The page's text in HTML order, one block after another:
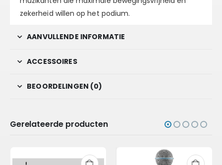
zekerheid willen op het podium.
AANVULLENDE INFORMATIE
ACCESSOIRES
BEOORDELINGEN (0)
Gerelateerde producten